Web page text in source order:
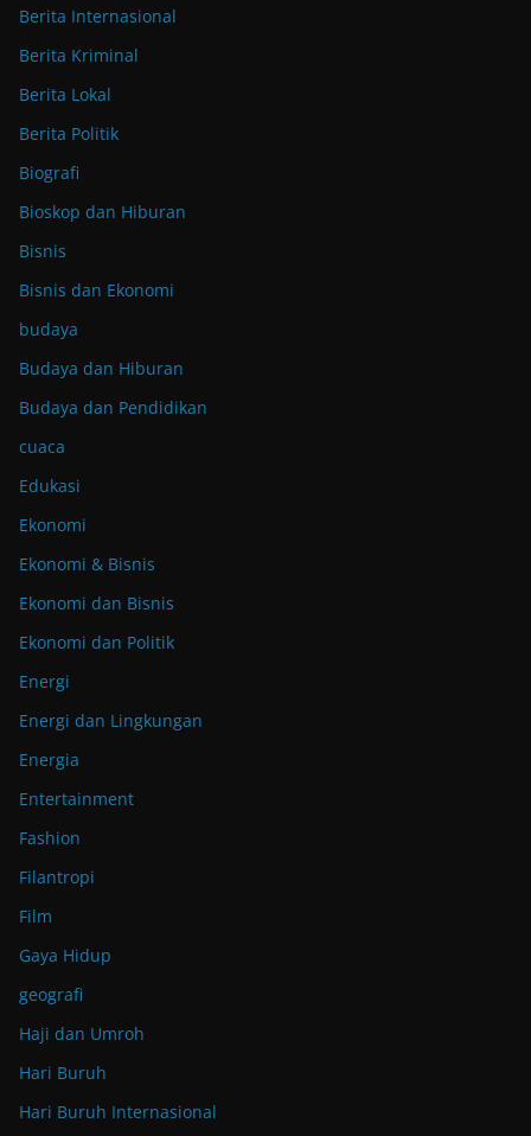
Berita Internasional
Berita Kriminal
Berita Lokal
Berita Politik
Biografi
Bioskop dan Hiburan
Bisnis
Bisnis dan Ekonomi
budaya
Budaya dan Hiburan
Budaya dan Pendidikan
cuaca
Edukasi
Ekonomi
Ekonomi & Bisnis
Ekonomi dan Bisnis
Ekonomi dan Politik
Energi
Energi dan Lingkungan
Energia
Entertainment
Fashion
Filantropi
Film
Gaya Hidup
geografi
Haji dan Umroh
Hari Buruh
Hari Buruh Internasional